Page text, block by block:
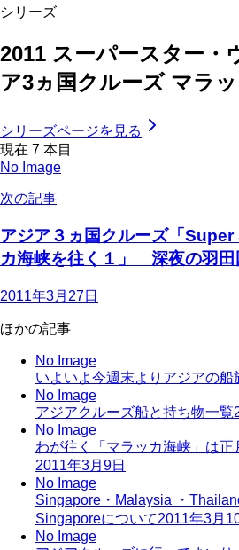
シリーズ
2011 スーパースター・
ア3ヵ国クルーズ マラ
シリーズページを見る
現在 7 本目
No Image
次の記事
アジア３ヵ国クルーズ「
カ海峡を往く１」 深夜の羽田
2011年3月27日
ほかの記事
No Image
いよいよ今週末よりアジアの船
No Image
アジアクルーズ船と持ち物一覧
No Image
わが往く「マラッカ海峡」は正
2011年3月9日
No Image
Singapore・Malaysia ・
Singaporeについて2011年3月
No Image